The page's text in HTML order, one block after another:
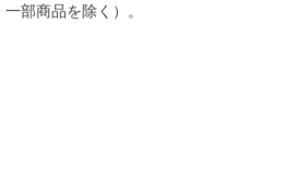
部商品を除く）。